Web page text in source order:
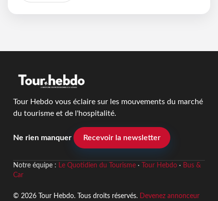
Tour Hebdo vous éclaire sur les mouvements du marché
du tourisme et de l'hospitalité.
Ne rien manquer Recevoir la newsletter
Notre équipe : Le Quotidien du Tourisme· Tour Hebdo· Bus &
Car
© 2026 Tour Hebdo. Tous droits réservés. Devenez annonceur